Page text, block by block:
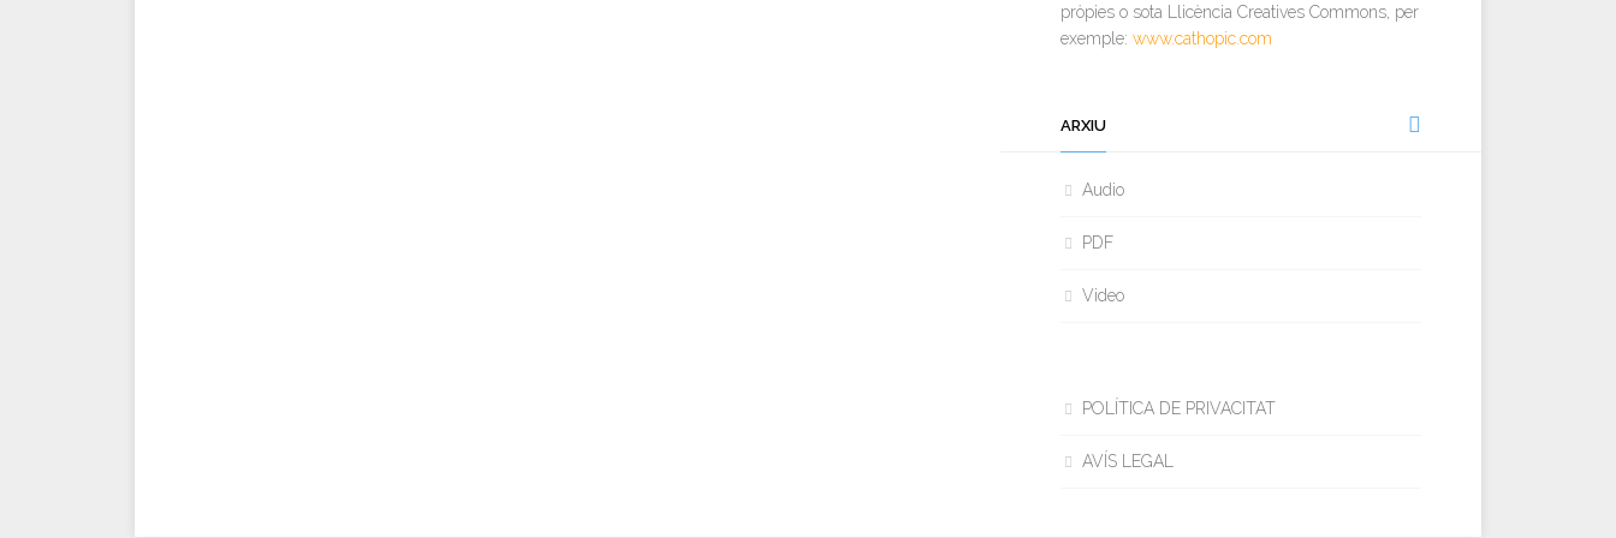
pròpies o sota Llicència Creatives Commons, per
exemple: www.cathopic.com
ARXIU
Audio
PDF
Video
POLÍTICA DE PRIVACITAT
AVÍS LEGAL